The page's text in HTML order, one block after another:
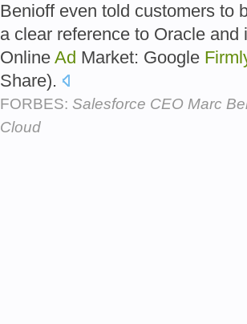
Benioff even told customers to
a clear reference to Oracle
Online Ad Market: Google
Share).
FORBES: Salesforce CEO Marc
Cloud